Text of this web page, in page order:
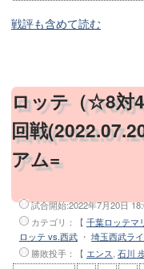
戦評も含めて読む
ロッテ（☆8対
回戦
アム=
試合開始:2022年7月20日
カテゴリ：【 千葉ロッテマ
ロッテ vs.西武 ・ 埼玉西武ラ
勝敗投手 ：【 エンス, 石川